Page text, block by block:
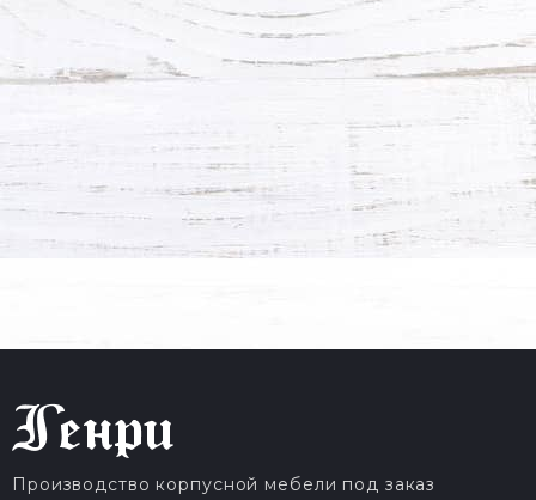
Производство корпусной мебели под заказ